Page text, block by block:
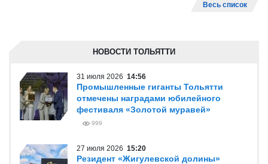
Весь список
НОВОСТИ ТОЛЬЯТТИ
31 июля 2026 14:56
Промышленные гиганты Тольятти
отмечены наградами юбилейного
фестиваля «Золотой муравей»
999
27 июля 2026 15:20
Резидент «Жигулевской долины»